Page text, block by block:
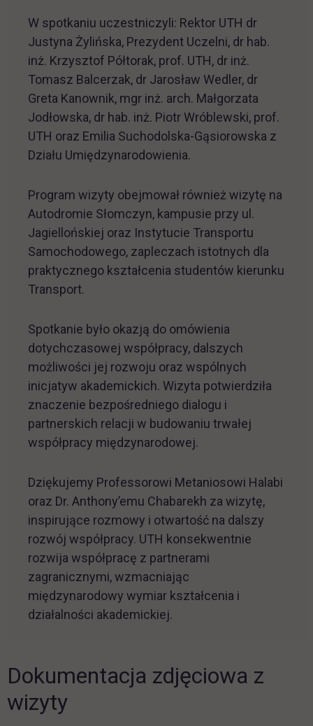
W spotkaniu uczestniczyli: Rektor UTH dr
Justyna Żylińska, Prezydent Uczelni, dr hab.
inż. Krzysztof Półtorak, prof. UTH, dr inż.
Tomasz Balcerzak, dr Jarosław Wedler, dr
Greta Kanownik, mgr inż. arch. Małgorzata
Jodłowska, dr hab. inż. Piotr Wróblewski, prof.
UTH oraz Emilia Suchodolska-Gąsiorowska z
Działu Umiędzynarodowienia.
Program wizyty obejmował również wizytę na
Autodromie Słomczyn, kampusie przy ul.
Jagiellońskiej oraz Instytucie Transportu
Samochodowego, zapleczach istotnych dla
praktycznego kształcenia studentów kierunku
Transport.
Spotkanie było okazją do omówienia
dotychczasowej współpracy, dalszych
możliwości jej rozwoju oraz wspólnych
inicjatyw akademickich. Wizyta potwierdziła
znaczenie bezpośredniego dialogu i
partnerskich relacji w budowaniu trwałej
współpracy międzynarodowej.
Dziękujemy Professorowi Metaniosowi Halabi
oraz Dr. Anthony’emu Chabarekh za wizytę,
inspirujące rozmowy i otwartość na dalszy
rozwój współpracy. UTH konsekwentnie
rozwija współpracę z partnerami
zagranicznymi, wzmacniając
międzynarodowy wymiar kształcenia i
działalności akademickiej.
Dokumentacja zdjęciowa z
wizyty
Pomiń galerię